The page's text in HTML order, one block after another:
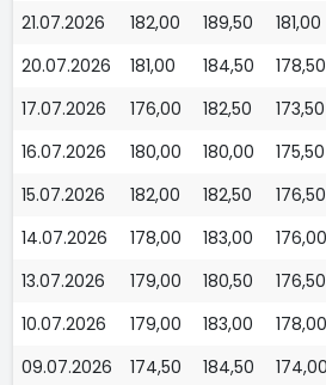
21.07.2026
182,00 189,50 181,00
20.07.2026
181,00 184,50 178,50
17.07.2026
176,00 182,50 173,50
16.07.2026
180,00 180,00 175,50
15.07.2026
182,00 182,50 176,50
14.07.2026
178,00 183,00 176,00
13.07.2026
179,00 180,50 176,50
10.07.2026
179,00 183,00 178,00
09.07.2026
174,50 184,50 174,00